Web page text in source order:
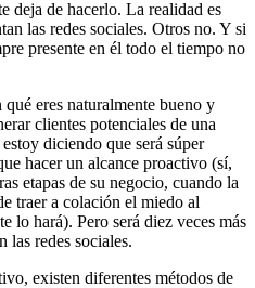
deja de hacerlo. La realidad es
las redes sociales. Otros no. Y si
presente en él todo el tiempo no
eres naturalmente bueno y
clientes potenciales de una
diciendo que será súper
hacer un alcance proactivo (sí,
etapas de su negocio, cuando la
traer a colación el miedo al
lo hará). Pero será diez veces más
las redes sociales.
existen diferentes métodos de